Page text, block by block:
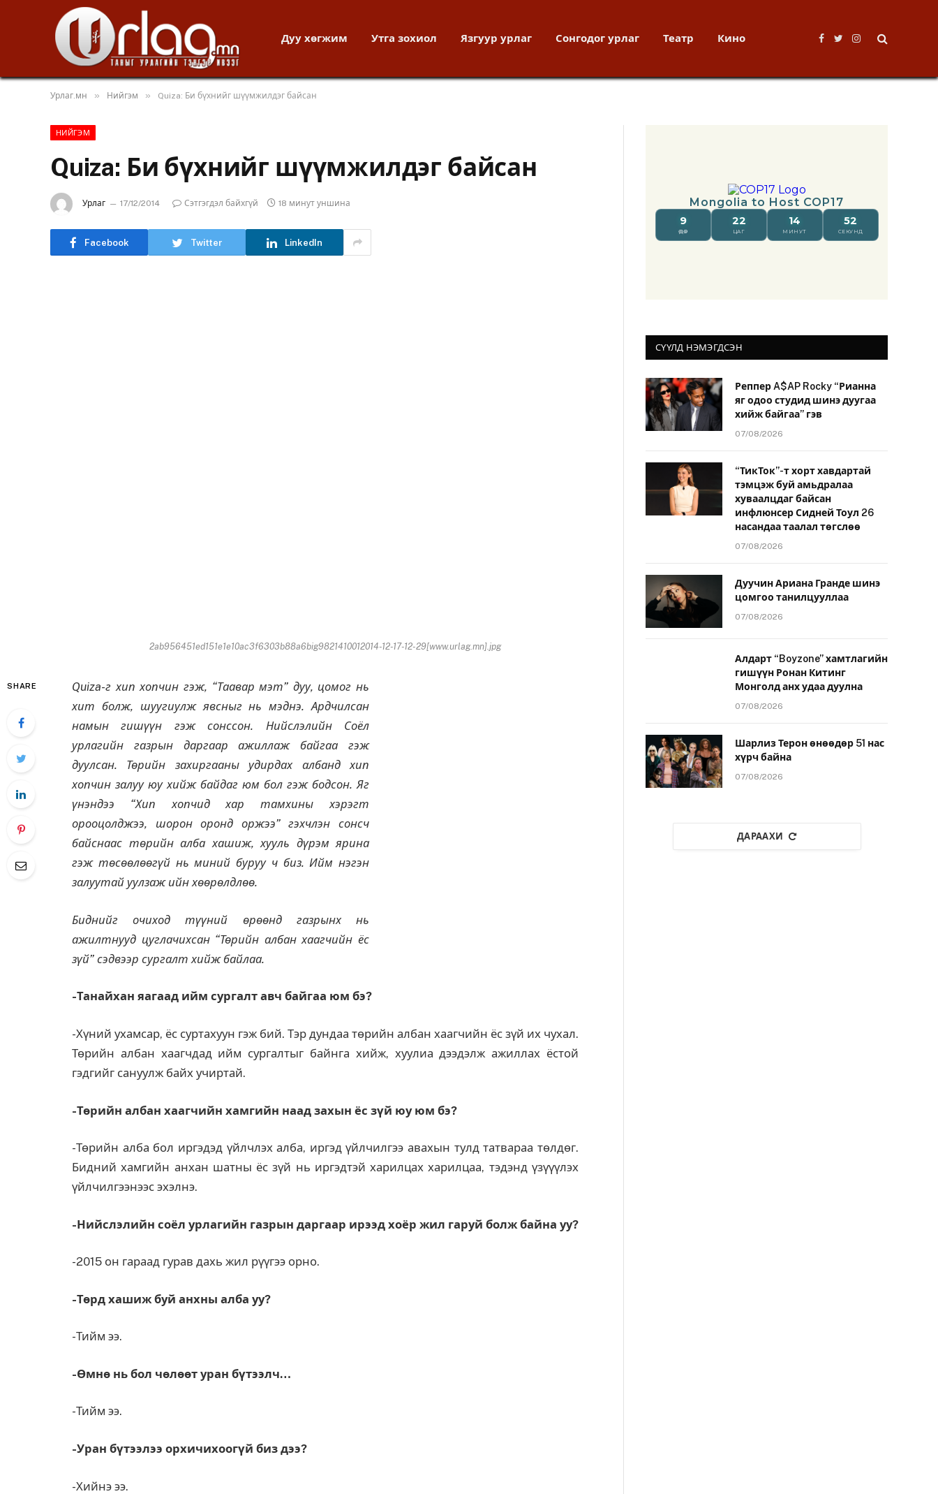
Дуу хөгжим Утга зохиол Язгуур урлаг Сонгодог урлаг Театр Кино
Facebook
TwitterInstagram
Урлаг.мн » Нийгэм » Quiza: Би бүхнийг шүүмжилдэг байсан
НИЙГЭМ
Quiza: Би бүхнийг шүүмжилдэг байсан
Урлаг 17/12/2014 Сэтгэгдэл байхгүй 18 минут уншина
Facebook Twitter LinkedIn
2ab956451ed151e1e10ac3f6303b88a6big9821410012014-12-17-12-29[www.urlag.mn].jpg
SHARE
Quiza-г хип хопчин гэж, “Таавар мэт” дуу, цомог нь
хит болж, шуугиулж явсныг нь мэднэ. Ардчилсан
намын гишүүн гэж сонссон. Нийслэлийн Соёл
урлагийн газрын даргаар ажиллаж байгаа гэж
дуулсан. Төрийн захиргааны удирдах албанд хип
хопчин залуу юу хийж байдаг юм бол гэж бодсон. Яг
үнэндээ “Хип хопчид хар тамхины хэрэгт
орооцолджээ, шорон оронд оржээ” гэхчлэн сонсч
байснаас төрийн алба хашиж, хууль дүрэм ярина
гэж төсөөлөөгүй нь миний буруу ч биз. Ийм нэгэн
залуутай уулзаж ийн хөөрөлдлөө.
Биднийг очиход түүний өрөөнд газрынх нь
ажилтнууд цуглачихсан “Төрийн албан хаагчийн ёс
зүй” сэдвээр сургалт хийж байлаа.
-Танайхан яагаад ийм сургалт авч байгаа юм бэ?
-Хүний ухамсар, ёс суртахуун гэж бий. Тэр дундаа төрийн албан хаагчийн ёс зүй их чухал.
Төрийн албан хаагчдад ийм сургалтыг байнга хийж, хуулиа дээдэлж ажиллах ёстой
гэдгийг сануулж байх учиртай.
-Төрийн албан хаагчийн хамгийн наад захын ёс зүй юу юм бэ?
-Төрийн алба бол иргэдэд үйлчлэх алба, иргэд үйлчилгээ авахын тулд татвараа төлдөг.
Бидний хамгийн анхан шатны ёс зүй нь иргэдтэй харилцах харилцаа, тэдэнд үзүүүлэх
үйлчилгээнээс эхэлнэ.
-Нийслэлийн соёл урлагийн газрын даргаар ирээд хоёр жил гаруй болж байна уу?
-2015 он гараад гурав дахь жил рүүгээ орно.
-Төрд хашиж буй анхны алба уу?
-Тийм ээ.
-Өмнө нь бол чөлөөт уран бүтээлч…
-Тийм ээ.
-Уран бүтээлээ орхичихоогүй биз дээ?
-Хийнэ ээ.
СҮҮЛД НЭМЭГДСЭН
Реппер A$AP Rocky “Рианна
яг одоо студид шинэ дуугаа
хийж байгаа” гэв
07/08/2026
“ТикТок”-т хорт хавдартай
тэмцэж буй амьдралаа
хуваалцдаг байсан
инфлюнсер Сидней Тоул 26
насандаа таалал төгслөө
07/08/2026
Дуучин Ариана Гранде шинэ
цомгоо танилцууллаа
07/08/2026
Алдарт “Boyzone” хамтлагийн
гишүүн Ронан Китинг
Монголд анх удаа дуулна
07/08/2026
Шарлиз Терон өнөөдөр 51 нас
хүрч байна
07/08/2026
ДАРААХИ